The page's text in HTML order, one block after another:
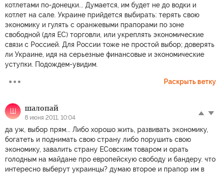
котлетами по-донецки... Думается, им будет не до водки и
котлет нa салe. Украине прийдется выбирать: терять свою
экономику и гулять с оранжевыми прапорами по зоне
свободной (для ЕС) торговли, или укреплять экономические
связи с Россией. Для России тоже не простой выбор; доверять
ли Украине, идя на серьезные финансовые и экономические
уступки. Подождем-увидим.
Раскрыть ветку
Ш шалопай
8 июня 2011, 10:04
да уж, выбор прям... Либо хорошо жить, развивать экономику,
богатеть и поднимать свою страну либо порушить свою
экономику, завалить страну ЕСовским товаром и орать
голодным на майдане про европейскую свободу и бандеру. что
интересно выберут украинцы? думаю второе и прапор им в